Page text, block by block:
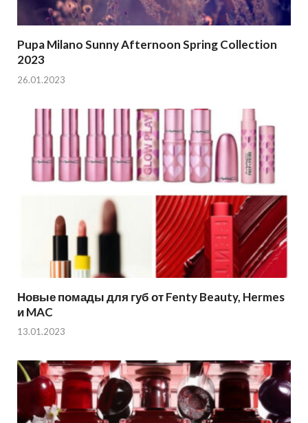
Pupa Milano Sunny Afternoon Spring Collection
2023
26.01.2023
Новые помады для губ от Fenty Beauty, Hermes
и MAC
13.01.2023